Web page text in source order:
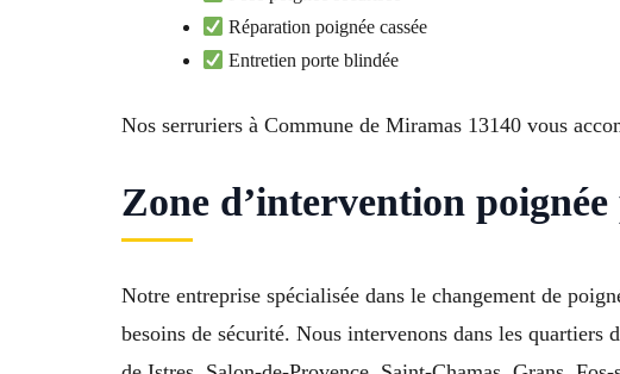
Réparation poignée cassée
Entretien porte blindée
Nos serruriers à Commune de Miramas 13140 vous
Zone d’intervention
Notre entreprise spécialisée dans le changement de
besoins de sécurité. Nous intervenons dans les